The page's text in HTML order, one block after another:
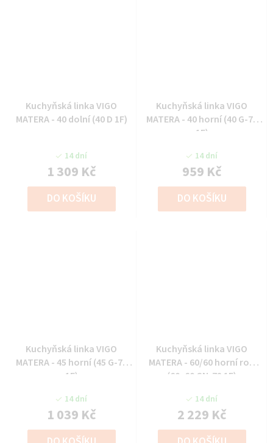
Kuchyňská linka VIGO
MATERA - 40 dolní (40 D 1F)
14 dní
1 309 Kč
DO KOŠÍKU
Kuchyňská linka VIGO
MATERA - 40 horní (40 G-72
1F)
14 dní
959 Kč
DO KOŠÍKU
Kuchyňská linka VIGO
MATERA - 45 horní (45 G-72
1F)
14 dní
1 039 Kč
Kuchyňská linka VIGO
MATERA - 60/60 horní roh
(60x60 GN-72 1F)
14 dní
2 229 Kč